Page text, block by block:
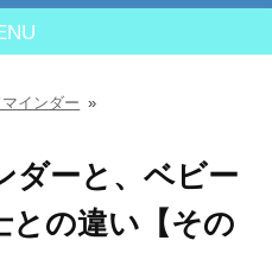
インダー »
ダーと、ベビー
との違い【その